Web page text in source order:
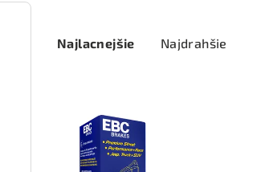
aNajlacnejšie Najdrahšie